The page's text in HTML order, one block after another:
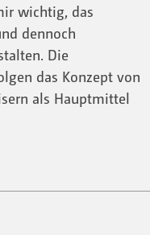
wichtig, das
dennoch
Die
das Konzept von
als Hauptmittel